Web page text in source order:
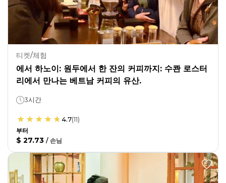
티켓/체험
에서 하노이: 원두에서 한 잔의 커피까지: 수콴 로스터
리에서 만나는 베트남 커피의 유산.
3시간
4.7(11)
부터
$ 27.73 / 손님